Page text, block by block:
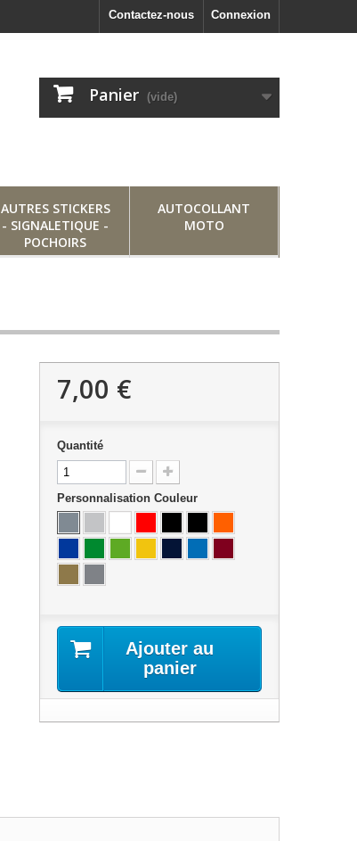
Connexion
Contactez-nous
Panier (vide)
AUTRES STICKERS
- SIGNALETIQUE -
POCHOIRS
AUTOCOLLANT
MOTO
7,00 €
Quantité
Personnalisation Couleur
Ajouter au
panier